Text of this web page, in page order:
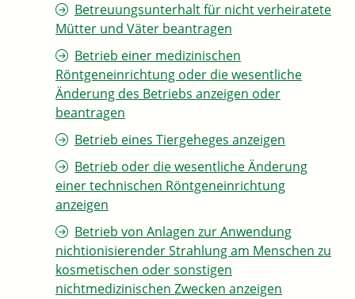
Betreuungsunterhalt für nicht verheiratete
Mütter und Väter beantragen
Betrieb einer medizinischen
Röntgeneinrichtung oder die wesentliche
Änderung des Betriebs anzeigen oder
beantragen
Betrieb eines Tiergeheges anzeigen
Betrieb oder die wesentliche Änderung
einer technischen Röntgeneinrichtung
anzeigen
Betrieb von Anlagen zur Anwendung
nichtionisierender Strahlung am Menschen zu
kosmetischen oder sonstigen
nichtmedizinischen Zwecken anzeigen